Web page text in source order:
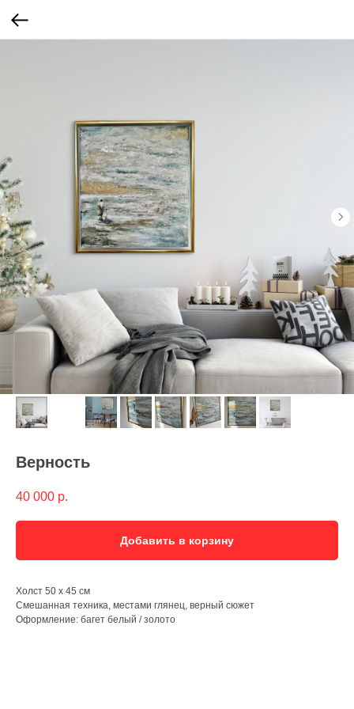
Верность
40 000 р.
Добавить в корзину
Холст 50 х 45 см
Смешанная техника, местами глянец, верный сюжет
Оформление: багет белый / золото